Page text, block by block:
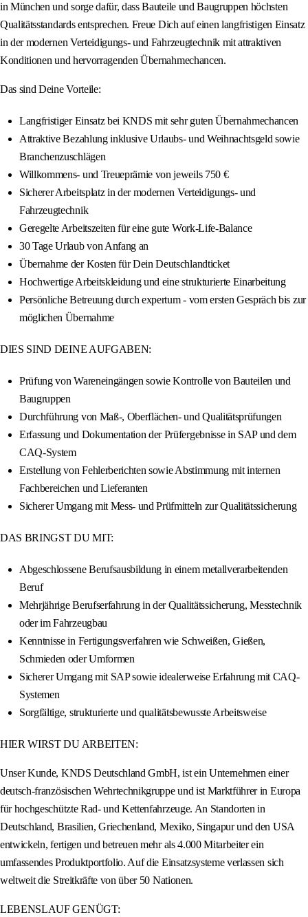
in München und sorge dafür, dass Bauteile und Baugruppen höchsten
Qualitätsstandards entsprechen. Freue Dich auf einen langfristigen Einsatz
in der modernen Verteidigungs- und Fahrzeugtechnik mit attraktiven
Konditionen und hervorragenden Übernahmechancen.
Das sind Deine Vorteile:
Langfristiger Einsatz bei KNDS mit sehr guten Übernahmechancen
Attraktive Bezahlung inklusive Urlaubs- und Weihnachtsgeld sowie
Branchenzuschlägen
Willkommens- und Treueprämie von jeweils 750 €
Sicherer Arbeitsplatz in der modernen Verteidigungs- und
Fahrzeugtechnik
Geregelte Arbeitszeiten für eine gute Work-Life-Balance
30 Tage Urlaub von Anfang an
Übernahme der Kosten für Dein Deutschlandticket
Hochwertige Arbeitskleidung und eine strukturierte Einarbeitung
Persönliche Betreuung durch expertum - vom ersten Gespräch bis zur
möglichen Übernahme
DIES SIND DEINE AUFGABEN:
Prüfung von Wareneingängen sowie Kontrolle von Bauteilen und
Baugruppen
Durchführung von Maß-, Oberflächen- und Qualitätsprüfungen
Erfassung und Dokumentation der Prüfergebnisse in SAP und dem
CAQ-System
Erstellung von Fehlerberichten sowie Abstimmung mit internen
Fachbereichen und Lieferanten
Sicherer Umgang mit Mess- und Prüfmitteln zur Qualitätssicherung
DAS BRINGST DU MIT:
Abgeschlossene Berufsausbildung in einem metallverarbeitenden
Beruf
Mehrjährige Berufserfahrung in der Qualitätssicherung, Messtechnik
oder im Fahrzeugbau
Kenntnisse in Fertigungsverfahren wie Schweißen, Gießen,
Schmieden oder Umformen
Sicherer Umgang mit SAP sowie idealerweise Erfahrung mit CAQ-
Systemen
Sorgfältige, strukturierte und qualitätsbewusste Arbeitsweise
HIER WIRST DU ARBEITEN:
Unser Kunde, KNDS Deutschland GmbH, ist ein Unternehmen einer
deutsch-französischen Wehrtechnikgruppe und ist Marktführer in Europa
für hochgeschützte Rad- und Kettenfahrzeuge. An Standorten in
Deutschland, Brasilien, Griechenland, Mexiko, Singapur und den USA
entwickeln, fertigen und betreuen mehr als 4.000 Mitarbeiter ein
umfassendes Produktportfolio. Auf die Einsatzsysteme verlassen sich
weltweit die Streitkräfte von über 50 Nationen.
LEBENSLAUF GENÜGT: